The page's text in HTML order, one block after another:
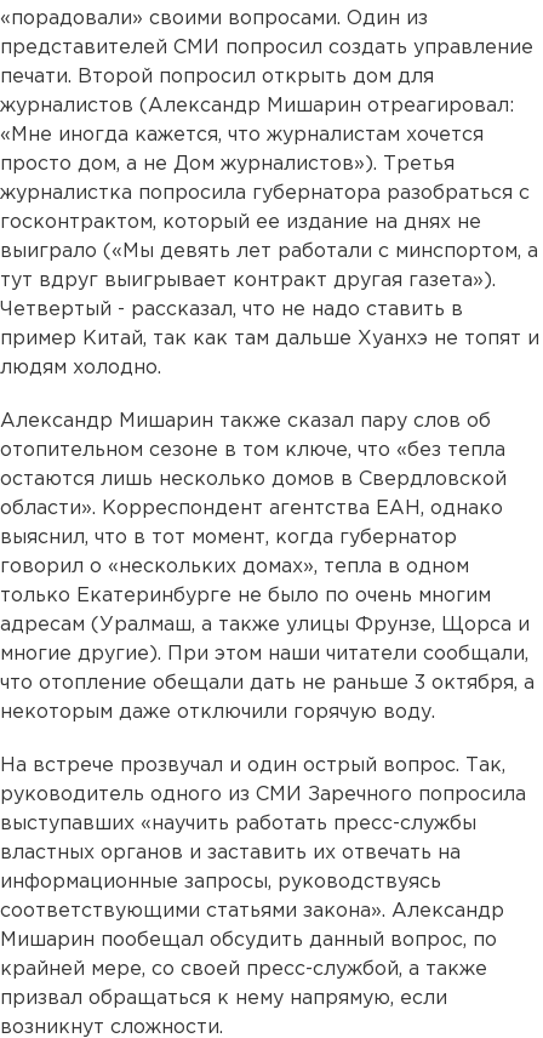
«порадовали» своими вопросами. Один из
представителей СМИ попросил создать управление
печати. Второй попросил открыть дом для
журналистов (Александр Мишарин отреагировал:
«Мне иногда кажется, что журналистам хочется
просто дом, а не Дом журналистов»). Третья
журналистка попросила губернатора разобраться с
госконтрактом, который ее издание на днях не
выиграло («Мы девять лет работали с минспортом, а
тут вдруг выигрывает контракт другая газета»).
Четвертый - рассказал, что не надо ставить в
пример Китай, так как там дальше Хуанхэ не топят и
людям холодно.
Александр Мишарин также сказал пару слов об
отопительном сезоне в том ключе, что «без тепла
остаются лишь несколько домов в Свердловской
области». Корреспондент агентства ЕАН, однако
выяснил, что в тот момент, когда губернатор
говорил о «нескольких домах», тепла в одном
только Екатеринбурге не было по очень многим
адресам (Уралмаш, а также улицы Фрунзе, Щорса и
многие другие). При этом наши читатели сообщали,
что отопление обещали дать не раньше 3 октября, а
некоторым даже отключили горячую воду.
На встрече прозвучал и один острый вопрос. Так,
руководитель одного из СМИ Заречного попросила
выступавших «научить работать пресс-службы
властных органов и заставить их отвечать на
информационные запросы, руководствуясь
соответствующими статьями закона». Александр
Мишарин пообещал обсудить данный вопрос, по
крайней мере, со своей пресс-службой, а также
призвал обращаться к нему напрямую, если
возникнут сложности.